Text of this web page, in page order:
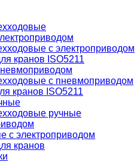
с электроприводом
кранов ISO5211
с пневмоприводом
кранов ISO5211
ручные
с электроприводом
кранов